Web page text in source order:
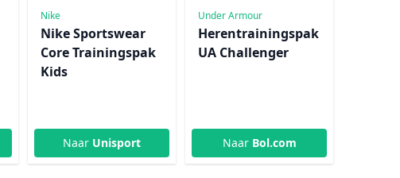
Nike
Nike Sportswear
Core Trainingspak
Kids
Naar Unisport
Under Armour
Herentrainingspak
UA Challenger
Naar Bol.com